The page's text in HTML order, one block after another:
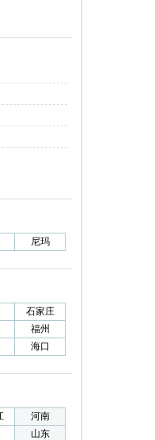
尼玛
石家庄
福州
海口
河南
山东